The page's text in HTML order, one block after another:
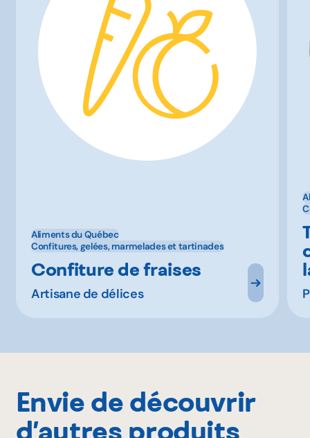
Aliments du Québec
Confitures, gelées, marmelades et tartinades
Confiture de fraises
Artisane de délices
Envie de découvrir
d’autres produits